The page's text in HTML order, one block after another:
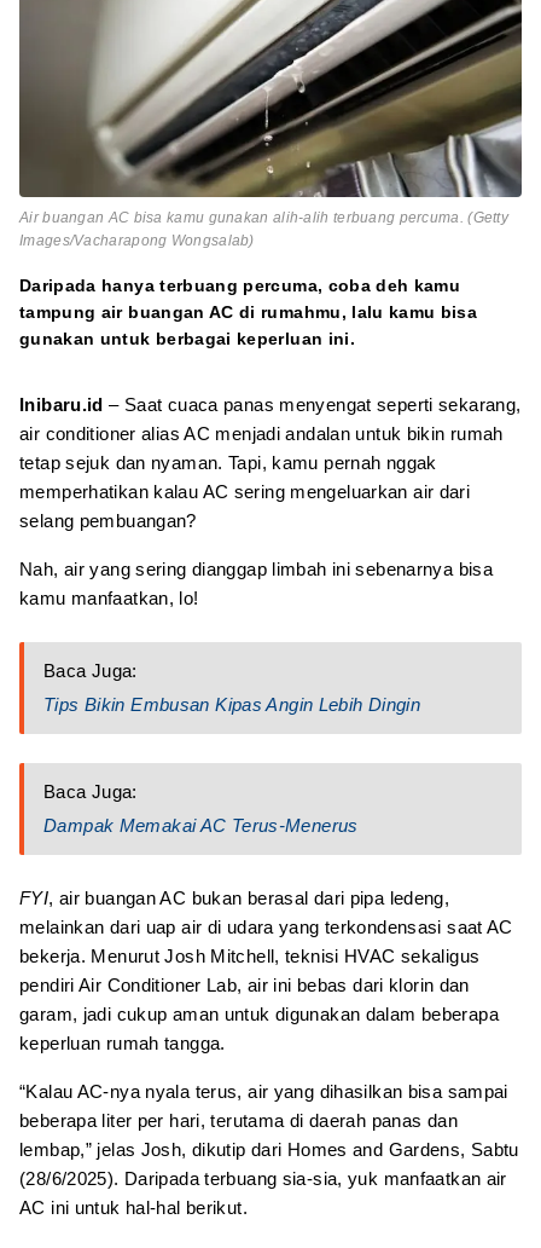
Air buangan AC bisa kamu gunakan alih-alih terbuang percuma. (Getty
Images/Vacharapong Wongsalab)
Daripada hanya terbuang percuma, coba deh kamu
tampung air buangan AC di rumahmu, lalu kamu bisa
gunakan untuk berbagai keperluan ini.
Inibaru.id– Saat cuaca panas menyengat seperti sekarang,
air conditioner alias AC menjadi andalan untuk bikin rumah
tetap sejuk dan nyaman. Tapi, kamu pernah nggak
memperhatikan kalau AC sering mengeluarkan air dari
selang pembuangan?
Nah, air yang sering dianggap limbah ini sebenarnya bisa
kamu manfaatkan, lo!
Baca Juga:
Tips Bikin Embusan Kipas Angin Lebih Dingin
Baca Juga:
Dampak Memakai AC Terus-Menerus
FYI, air buangan AC bukan berasal dari pipa ledeng,
melainkan dari uap air di udara yang terkondensasi saat AC
bekerja. Menurut Josh Mitchell, teknisi HVAC sekaligus
pendiri Air Conditioner Lab, air ini bebas dari klorin dan
garam, jadi cukup aman untuk digunakan dalam beberapa
keperluan rumah tangga.
“Kalau AC-nya nyala terus, air yang dihasilkan bisa sampai
beberapa liter per hari, terutama di daerah panas dan
lembap,” jelas Josh, dikutip dari Homes and Gardens, Sabtu
(28/6/2025). Daripada terbuang sia-sia, yuk manfaatkan air
AC ini untuk hal-hal berikut.